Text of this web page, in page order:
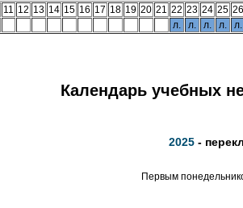
11 12 13 14 15 16 17 18 19 20 21 22 23 24 25 26
л.
л. л. л. л.
Календарь учебных
2025 -
Первым